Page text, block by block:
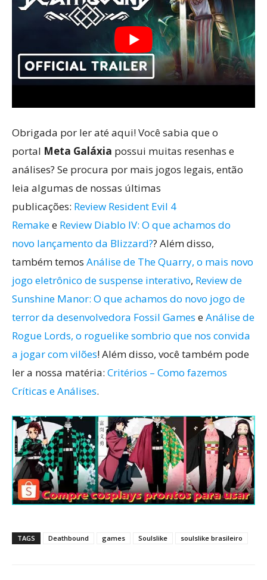
Obrigada por ler até aqui! Você sabia que o
portal Meta Galáxia possui muitas resenhas e
análises? Se procura por mais jogos legais, então
leia algumas de nossas últimas
publicações: Review Resident Evil 4
Remakee Review Diablo IV: O que achamos do
novo lançamento da Blizzard?? Além disso,
também temos Análise de The Quarry, o mais novo
jogo eletrônico de suspense interativo, Review de
Sunshine Manor: O que achamos do novo jogo de
terror da desenvolvedora Fossil Games eAnálise de
Rogue Lords, o roguelike sombrio que nos convida
a jogar com vilões! Além disso, você também pode
ler a nossa matéria: Critérios – Como fazemos
Críticas e Análises.
TAGS Deathbound games Soulslike soulslike brasileiro